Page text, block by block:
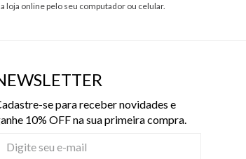
loja online pelo seu computador ou celular.
se para receber novidades e
10% OFF na sua primeira compra.